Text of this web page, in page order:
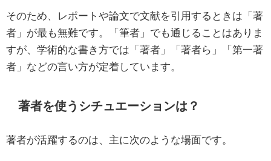
そのため、レポートや論文で文献を引用するときは「著
者」が最も無難です。「筆者」でも通じることはありま
すが、学術的な書き方では「著者」「著者ら」「第一著
者」などの言い方が定着しています。
著者を使うシチュエーションは？
著者が活躍するのは、主に次のような場面です。